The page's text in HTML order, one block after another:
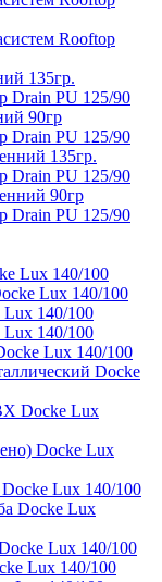
Rooftop
135гр.
Drain PU 125/90
90гр
Drain PU 125/90
135гр.
Drain PU 125/90
90гр
Drain PU 125/90
Lux 140/100
Lux 140/100
Lux 140/100
Lux 140/100
Lux 140/100
Docke
Docke Lux
Docke Lux
Lux 140/100
Docke Lux
Lux 140/100
Lux 140/100